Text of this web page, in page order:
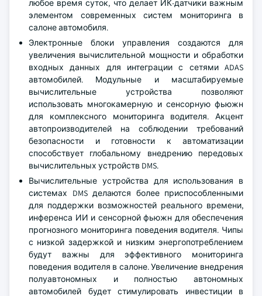
любое время суток, что делает ИК-датчики важным
элементом современных систем мониторинга в
салоне автомобиля.
Электронные блоки управления создаются для
увеличения вычислительной мощности и обработки
входных данных для интеграции с сетями ADAS
автомобилей. Модульные и масштабируемые
вычислительные устройства позволяют
использовать многокамерную и сенсорную фьюжн
для комплексного мониторинга водителя. Акцент
автопроизводителей на соблюдении требований
безопасности и готовности к автоматизации
способствует глобальному внедрению передовых
вычислительных устройств DMS.
Вычислительные устройства для использования в
системах DMS делаются более приспособленными
для поддержки возможностей реального времени,
инференса ИИ и сенсорной фьюжн для обеспечения
прогнозного мониторинга поведения водителя. Чипы
с низкой задержкой и низким энергопотреблением
будут важны для эффективного мониторинга
поведения водителя в салоне. Увеличение внедрения
полуавтономных и полностью автономных
автомобилей будет стимулировать инвестиции в